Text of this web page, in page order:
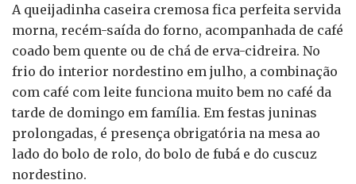
A queijadinha caseira cremosa fica perfeita servida
morna, recém-saída do forno, acompanhada de café
coado bem quente ou de chá de erva-cidreira. No
frio do interior nordestino em julho, a combinação
com café com leite funciona muito bem no café da
tarde de domingo em família. Em festas juninas
prolongadas, é presença obrigatória na mesa ao
lado do bolo de rolo, do bolo de fubá e do cuscuz
nordestino.